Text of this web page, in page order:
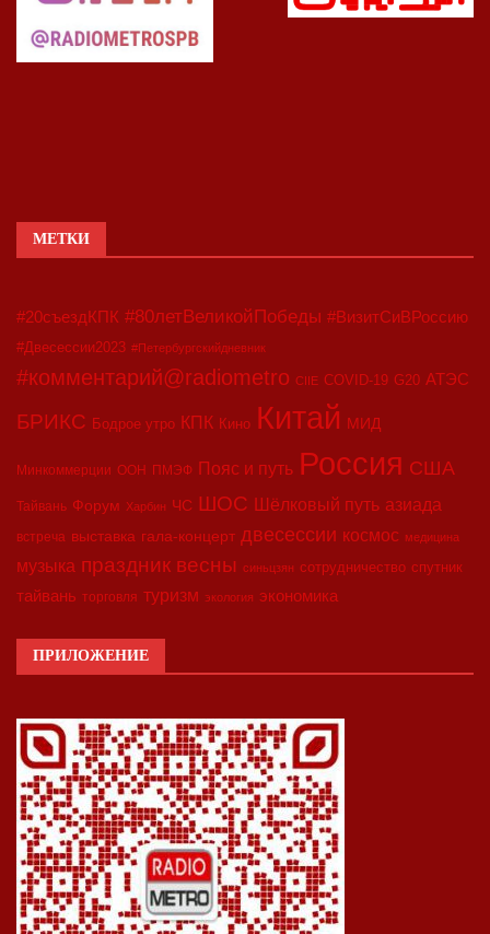
МЕТКИ
#20съездКПК #80летВеликойПобеды #ВизитСиВРоссию
#Двесессии2023 #Петербургскийдневник
#комментарий@radiometro CIIE COVID-19 G20 АТЭС
БРИКС Бодрое утро КПК Кино Китай МИД
Минкоммерции ООН ПМЭФ Пояс и путь Россия США
Тайвань Форум Харбин ЧС ШОС Шёлковый путь азиада
встреча выставка гала-концерт двесессии космос медицина
музыка праздник весны синьцзян сотрудничество спутник
тайвань торговля туризм экология экономика
ПРИЛОЖЕНИЕ